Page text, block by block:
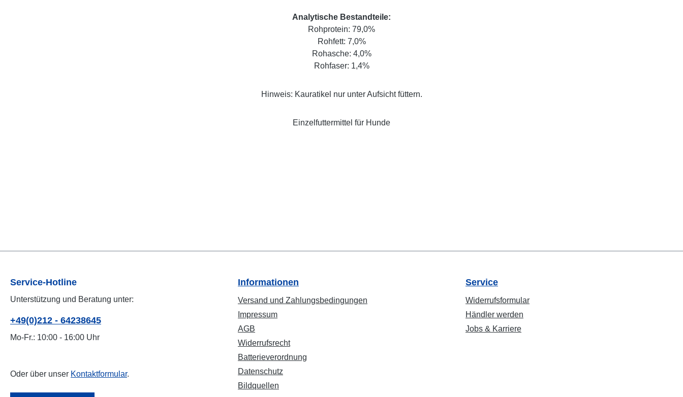
Analytische Bestandteile:
Rohprotein: 79,0%
Rohfett: 7,0%
Rohasche: 4,0%
Rohfaser: 1,4%
Hinweis: Kauratikel nur unter Aufsicht füttern.
Einzelfuttermittel für Hunde
Service-Hotline
Unterstützung und Beratung unter:
+49(0)212 - 64238645
Mo-Fr.: 10:00 - 16:00 Uhr
Oder über unser Kontaktformular.
Informationen
Versand und Zahlungsbedingungen
Impressum
AGB
Widerrufsrecht
Batterieverordnung
Datenschutz
Bildquellen
Service
Widerrufsformular
Händler werden
Jobs & Karriere